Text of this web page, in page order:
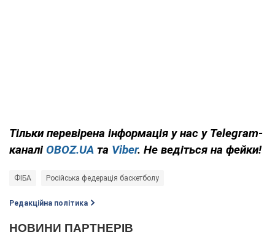
Тільки перевірена інформація у нас у Telegram-
каналі OBOZ.UA та Viber. Не ведіться на фейки!
ФІБА Російська федерація баскетболу
Редакційна політика